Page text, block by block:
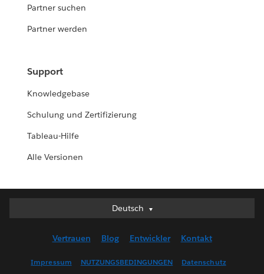
Partner suchen
Partner werden
Support
Knowledgebase
Schulung und Zertifizierung
Tableau-Hilfe
Alle Versionen
Deutsch
Deutsch
English (US)
Vertrauen Blog Entwickler Kontakt
Impressum NUTZUNGSBEDINGUNGEN Datenschutz